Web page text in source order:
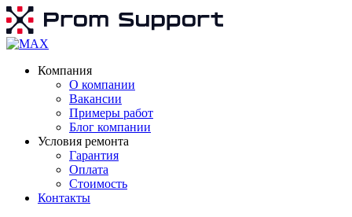
Компания
О компании
Вакансии
Примеры работ
Блог компании
Условия ремонта
Гарантия
Оплата
Стоимость
Контакты